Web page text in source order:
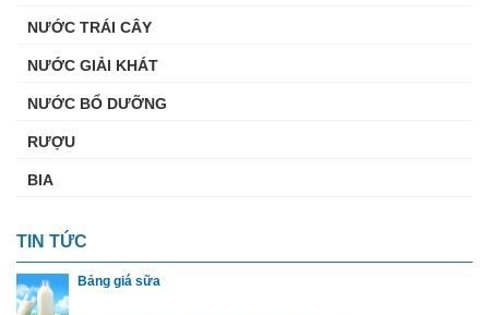
NƯỚC TRÁI CÂY
NƯỚC GIẢI KHÁT
NƯỚC BỔ DƯỠNG
RƯỢU
BIA
TIN TỨC
Bảng giá sữa